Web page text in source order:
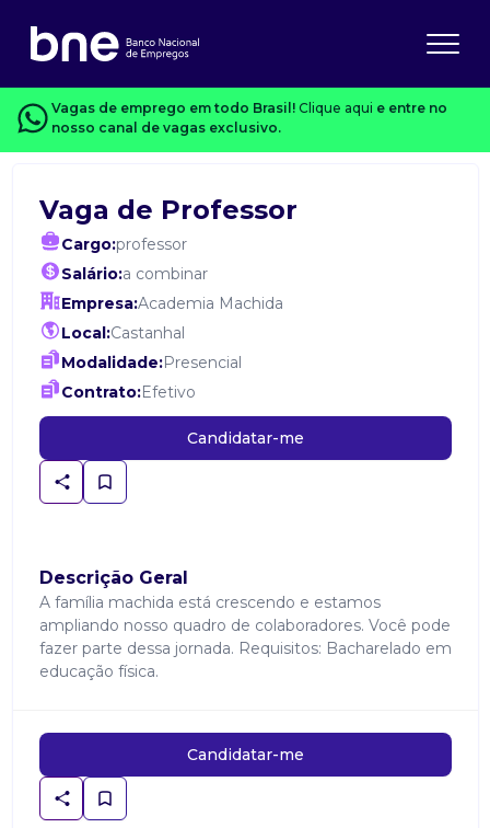
Vagas de emprego em todo Brasil! Clique aqui e entre no
nosso canal de vagas exclusivo.
Vaga de Professor
Cargo:professor
Salário:a combinar
Empresa:Academia Machida
Local:Castanhal
Modalidade:Presencial
Contrato:Efetivo
Candidatar-me
Descrição Geral
A família machida está crescendo e estamos
ampliando nosso quadro de colaboradores. Você pode
fazer parte dessa jornada. Requisitos: Bacharelado em
educação física.
Candidatar-me